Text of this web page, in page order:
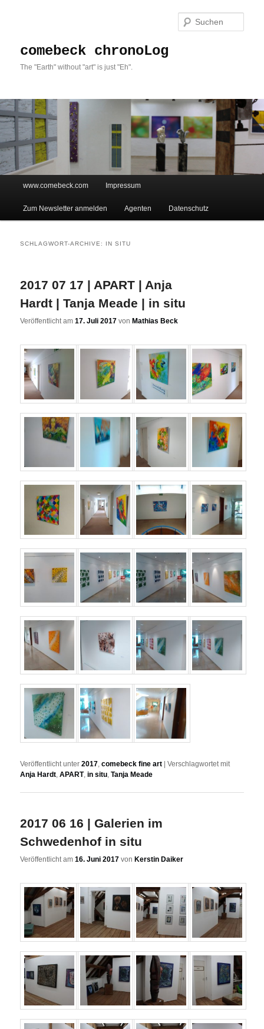
comebeck chronoLog
The "Earth" without "art" is just "Eh".
Zum Inhalt wechseln
Zum sekundären Inhalt wechseln
www.comebeck.com Impressum
Zum Newsletter anmelden Agenten Datenschutz
SCHLAGWORT-ARCHIVE: IN SITU
2017 07 17 | APART | Anja
Hardt | Tanja Meade | in situ
Veröffentlicht am17. Juli 2017 von Mathias Beck
Veröffentlicht unter 2017 ,comebeck fine art |Verschlagwortet mit
Anja Hardt ,APART,in situ ,Tanja Meade
2017 06 16 | Galerien im
Schwedenhof in situ
Veröffentlicht am16. Juni 2017 von Kerstin Daiker